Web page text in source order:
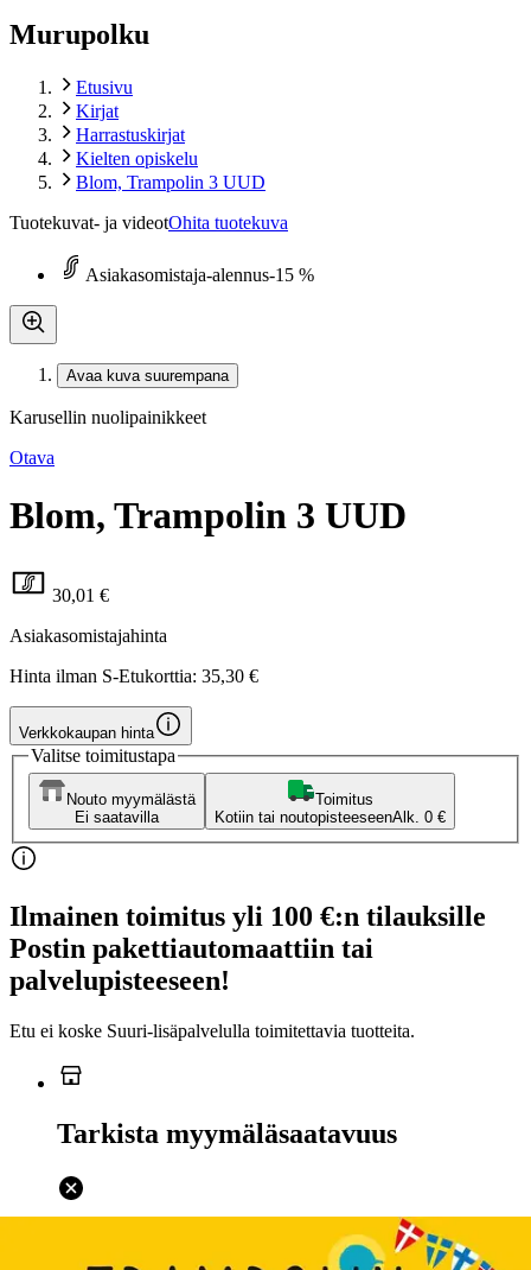
Murupolku
Etusivu
Kirjat
Harrastuskirjat
Kielten opiskelu
Blom, Trampolin 3 UUD
Tuotekuvat- ja videotOhita tuotekuva
Asiakasomistaja-alennus-15 %
Avaa kuva suurempana
Karusellin nuolipainikkeet
Otava
Blom, Trampolin 3 UUD
30,01 €
Asiakasomistajahinta
Hinta ilman S-Etukorttia: 35,30 €
Verkkokaupan hinta
Valitse toimitustapa
Nouto myymälästä
Ei saatavilla
Toimitus
Kotiin tai noutopisteeseenAlk. 0 €
Ilmainen toimitus yli 100 €:n tilauksille
Postin pakettiautomaattiin tai
palvelupisteeseen!
Etu ei koske Suuri‑lisäpalvelulla toimitettavia tuotteita.
Tarkista myymäläsaatavuus